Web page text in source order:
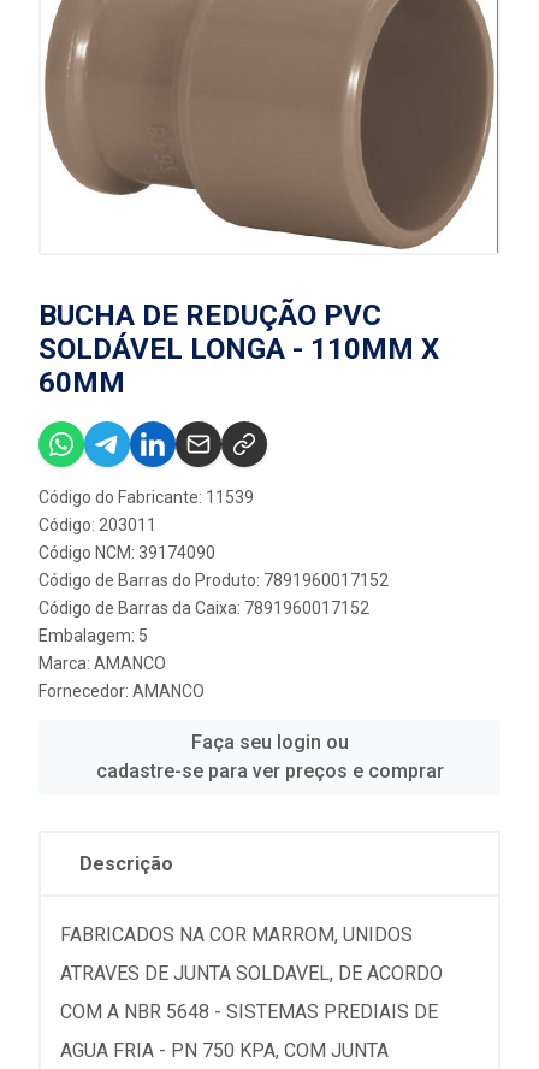
BUCHA DE REDUÇÃO PVC
SOLDÁVEL LONGA - 110MM X
60MM
Código do Fabricante: 11539
Código: 203011
Código NCM: 39174090
Código de Barras do Produto: 7891960017152
Código de Barras da Caixa: 7891960017152
Embalagem: 5
Marca: AMANCO
Fornecedor: AMANCO
Faça seu login ou
cadastre-se para ver preços e comprar
Descrição
FABRICADOS NA COR MARROM, UNIDOS
ATRAVES DE JUNTA SOLDAVEL, DE ACORDO
COM A NBR 5648 - SISTEMAS PREDIAIS DE
AGUA FRIA - PN 750 KPA, COM JUNTA